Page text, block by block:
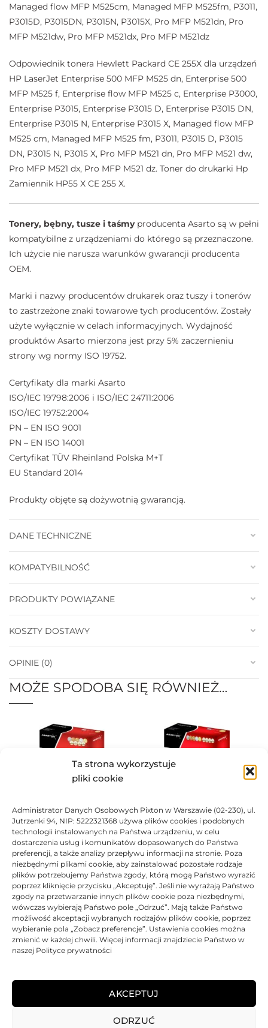
Ta strona wykorzystuje
pliki cookie
Administrator Danych Osobowych Pixton w Warszawie (02-230), ul.
Jutrzenki 94, NIP: 5222321368 używa plików cookies i podobnych
technologii instalowanych na Państwa urządzeniu, w celu
dostarczenia usług i komunikatów dopasowanych do Państwa
preferencji, a także analizy przepływu informacji na stronie. Poza
niezbędnymi plikami cookie, aby zainstalować pozostałe rodzaje
plików potrzebujemy Państwa zgody, którą mogą Państwo wyrazić
poprzez kliknięcie przycisku „Akceptuję”. Jeśli nie wyrażają Państwo
zgody na przetwarzanie innych plików cookie poza niezbędnymi,
wówczas wybierają Państwo pole „Odrzuć”. Mają także Państwo
możliwość akceptacji wybranych rodzajów plików cookie, poprzez
wybieranie pola „Zobacz preferencje”. Ustawienia cookies można
zmienić w każdej chwili. Więcej informacji znajdziecie Państwo w
naszej Polityce prywatności
AKCEPTUJ
ODRZUĆ
Managed flow MFP M525cm, Managed MFP M525fm, P3011,
P3015D, P3015DN, P3015N, P3015X, Pro MFP M521dn, Pro
MFP M521dw, Pro MFP M521dx, Pro MFP M521dz
Odpowiednik tonera Hewlett Packard CE 255X dla urządzeń
HP LaserJet Enterprise 500 MFP M525 dn, Enterprise 500
MFP M525 f, Enterprise flow MFP M525 c, Enterprise P3000,
Enterprise P3015, Enterprise P3015 D, Enterprise P3015 DN,
Enterprise P3015 N, Enterprise P3015 X, Managed flow MFP
M525 cm, Managed MFP M525 fm, P3011, P3015 D, P3015
DN, P3015 N, P3015 X, Pro MFP M521 dn, Pro MFP M521 dw,
Pro MFP M521 dx, Pro MFP M521 dz. Toner do drukarki Hp
Zamiennik HP55 X CE 255 X.
Tonery, bębny, tusze i taśmyproducenta Asarto są w pełni
kompatybilne z urządzeniami do którego są przeznaczone.
Ich użycie nie narusza warunków gwarancji producenta
OEM.
Marki i nazwy producentów drukarek oraz tuszy i tonerów
to zastrzeżone znaki towarowe tych producentów. Zostały
użyte wyłącznie w celach informacyjnych. Wydajność
produktów Asarto mierzona jest przy 5% zaczernieniu
strony wg normy ISO 19752.
Certyfikaty dla marki Asarto
ISO/IEC 19798:2006 i ISO/IEC 24711:2006
ISO/IEC 19752:2004
PN – EN ISO 9001
PN – EN ISO 14001
Certyfikat TÜV Rheinland Polska M+T
EU Standard 2014
Produkty objęte są dożywotnią gwarancją.
DANE TECHNICZNE
KOMPATYBILNOŚĆ
PRODUKTY POWIĄZANE
KOSZTY DOSTAWY
OPINIE (0)
MOŻE SPODOBA SIĘ RÓWNIEŻ…
Toner Asarto zamiennik do
HP 55X CE255X
Oceniono0na 5
179,00zł
Toner Asarto zamiennik do
HP 55A CE255A
234,91zł
Oceniono